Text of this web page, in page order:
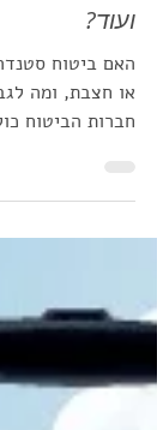
האם ביטוח
למחלות
ועוד?
חברות הביטוח
רפואיות
בידוד, קיצור
שדורשים לרוב